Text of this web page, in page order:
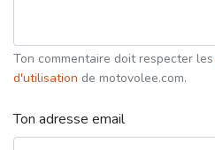
Ton commentaire doit respecter les
d'utilisation de motovolee.com.
Ton adresse email